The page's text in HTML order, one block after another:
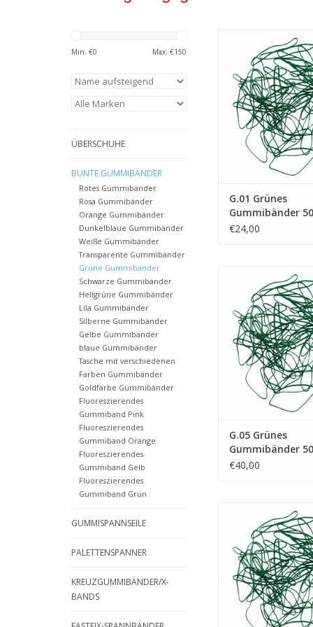
Min: €0 Max: €150
ÜBERSCHUHE
BUNTE GUMMIBÄNDER
Rotes Gummibänder
Rosa Gummibänder
Orange Gummibänder
Dunkelblaue Gummibänder
Weiße Gummibänder
Transparente Gummibänder
Grüne Gummibänder
Schwarze Gummibänder
Hellgrüne Gummibänder
Lila Gummibänder
Silberne Gummibänder
Gelbe Gummibänder
blaue Gummibänder
Tasche mit verschiedenen
Farben Gummibänder
Goldfarbe Gummibänder
Fluoreszierendes
Gummiband Pink
Fluoreszierendes
Gummiband Orange
Fluoreszierendes
Gummiband Gelb
Fluoreszierendes
Gummiband Grün
GUMMISPANNSEILE
PALETTENSPANNER
KREUZGUMMIBÄNDER/X-
BANDS
Grünes
Breite 2 mm. Der
Stück ohne
ZUM WARENKORB
G.01 Grünes
Gummibänder
Breite 2 mm
€24,00
Grünes
Breite 10 mm. Der
500 Stück ohne
ZUM WARENKORB
G.05 Grünes
Gummibänder
Breite 10 mm
€40,00
Grünes
Breite 6 mm. Der
Stück ohne
ZUM WARENKORB